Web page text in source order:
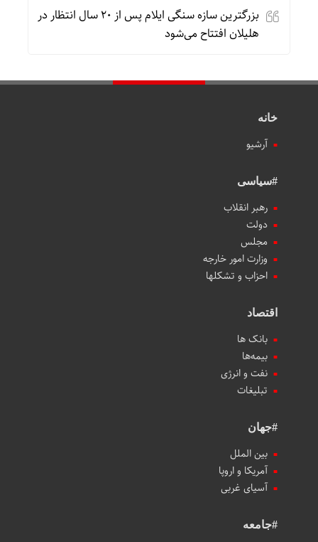
بزرگترین سازه سنگی ایلام پس از ۲۰ سال انتظار در
هلیلان افتتاح می‌شود
خانه
آرشیو
#سیاسی
رهبر انقلاب
دولت
مجلس
وزارت امور خارجه
احزاب و تشکلها
اقتصاد
بانک ها
بیمه‌ها
نفت و انرژی
تبلیغات
#جهان
بین الملل
آمریکا و اروپا
آسیای غربی
#جامعه